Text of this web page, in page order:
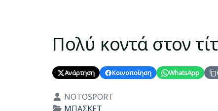
Πολύ κοντά στον
Ανάρτηση Κοινοποίηση WhatsApp
Λεπτομέρειες
NOTOSPORT
ΜΠΑΣΚΕΤ